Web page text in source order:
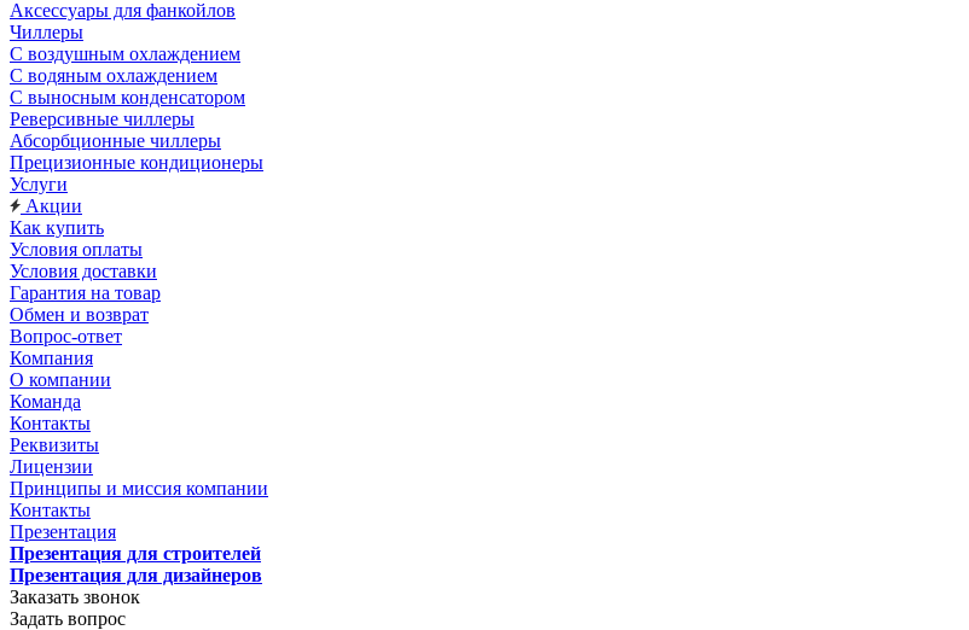
Аксессуары для фанкойлов
Чиллеры
С воздушным охлаждением
С водяным охлаждением
С выносным конденсатором
Реверсивные чиллеры
Абсорбционные чиллеры
Прецизионные кондиционеры
Услуги
Акции
Как купить
Условия оплаты
Условия доставки
Гарантия на товар
Обмен и возврат
Вопрос-ответ
Компания
О компании
Команда
Контакты
Реквизиты
Лицензии
Принципы и миссия компании
Контакты
Презентация
Презентация для строителей
Презентация для дизайнеров
Заказать звонок
Задать вопрос